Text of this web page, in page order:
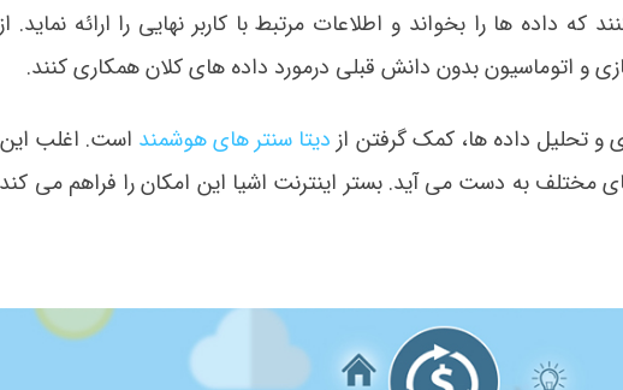
که داده ها را بخواند و اطلاعات مرتبط با کاربر نهایی را ارائه نماید.
و اتوماسیون بدون دانش قبلی درمورد داده های کلان همکاری کنند.
و تحلیل داده ها، کمک گرفتن از دیتا سنتر های هوشمند است. اغلب
مختلف به دست می آید. بستر اینترنت اشیا این امکان را فراهم می کند